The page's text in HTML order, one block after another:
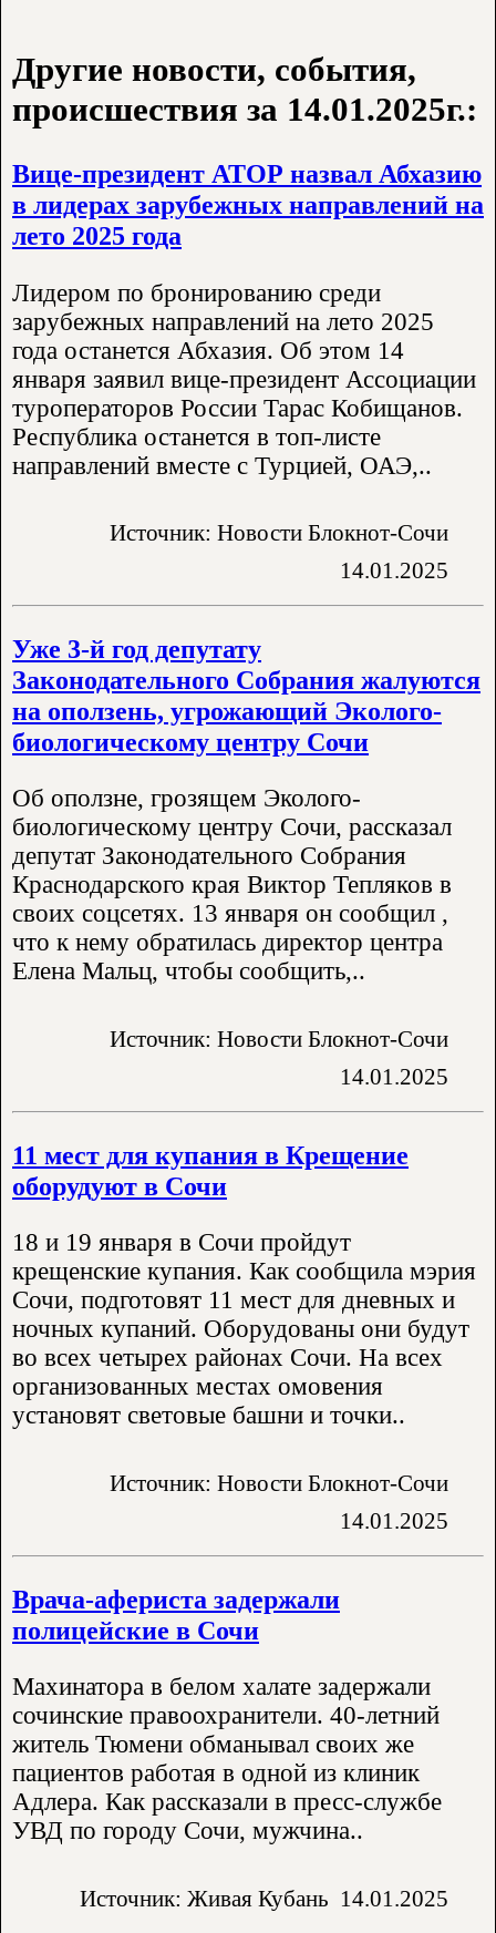
Другие новости, события,
происшествия за 14.01.2025г.:
Вице-президент АТОР назвал Абхазию
в лидерах зарубежных направлений на
лето 2025 года
Лидером по бронированию среди
зарубежных направлений на лето 2025
года останется Абхазия. Об этом 14
января заявил вице-президент Ассоциации
туроператоров России Тарас Кобищанов.
Республика останется в топ-листе
направлений вместе с Турцией, ОАЭ,..
Источник: Новости Блокнот-Сочи
14.01.2025
Уже 3-й год депутату
Законодательного Собрания жалуются
на оползень, угрожающий Эколого-
биологическому центру Сочи
Об оползне, грозящем Эколого-
биологическому центру Сочи, рассказал
депутат Законодательного Собрания
Краснодарского края Виктор Тепляков в
своих соцсетях. 13 января он сообщил ,
что к нему обратилась директор центра
Елена Мальц, чтобы сообщить,..
Источник: Новости Блокнот-Сочи
14.01.2025
11 мест для купания в Крещение
оборудуют в Сочи
18 и 19 января в Сочи пройдут
крещенские купания. Как сообщила мэрия
Сочи, подготовят 11 мест для дневных и
ночных купаний. Оборудованы они будут
во всех четырех районах Сочи. На всех
организованных местах омовения
установят световые башни и точки..
Источник: Новости Блокнот-Сочи
14.01.2025
Врача-афериста задержали
полицейские в Сочи
Махинатора в белом халате задержали
сочинские правоохранители. 40-летний
житель Тюмени обманывал своих же
пациентов работая в одной из клиник
Адлера. Как рассказали в пресс-службе
УВД по городу Сочи, мужчина..
Источник: Живая Кубань 14.01.2025